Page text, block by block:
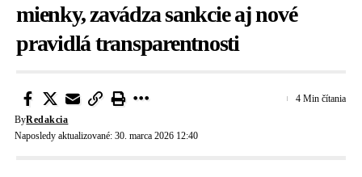
mienky, zavádza sankcie aj nové
pravidlá transparentnosti
Naposledy aktualizované: 30. marca 2026 12:40
ByRedakcia
4 Min čítania